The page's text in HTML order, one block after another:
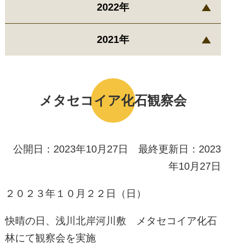
メタセコイア化石観察会
公開日：2023年10月27日 最終更新日：2023
年10月27日
２０２３年１０月２２日（日）
快晴の日、浅川北岸河川敷 メタセコイア化石
林にて観察会を実施
2022年
2021年